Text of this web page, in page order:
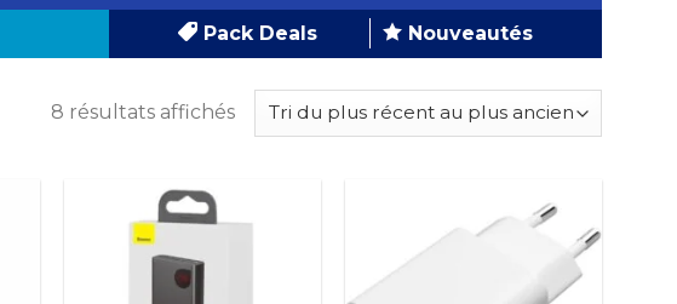
Pack Deals Nouveautés
8 résultats affichésTrié
du